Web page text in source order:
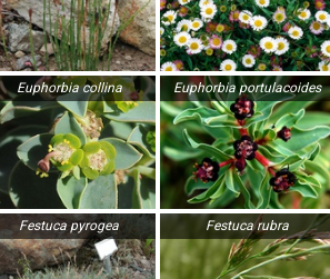
Euphorbia collina Euphorbia portulacoides
Festuca pyrogea Festuca rubra